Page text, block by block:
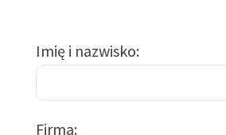
Imię i nazwisko
Firma